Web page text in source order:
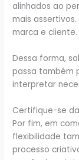
alinhados ao
mais
marca e cliente.
Dessa forma,
passa também
interpretar
Certifique-se
Por fim, em
flexibilidade
processo